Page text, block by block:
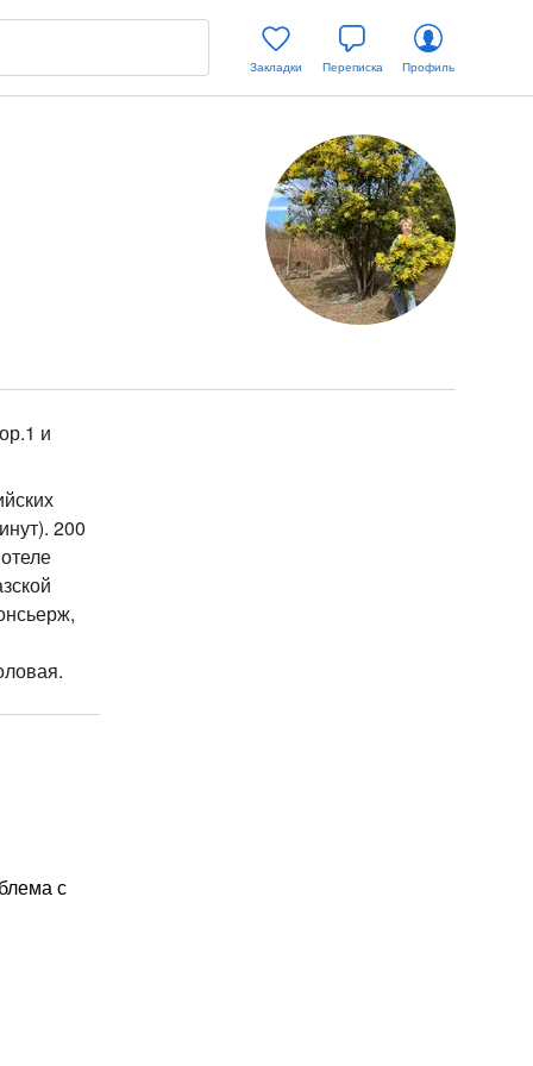
Закладки Переписка Профиль
и
200
с